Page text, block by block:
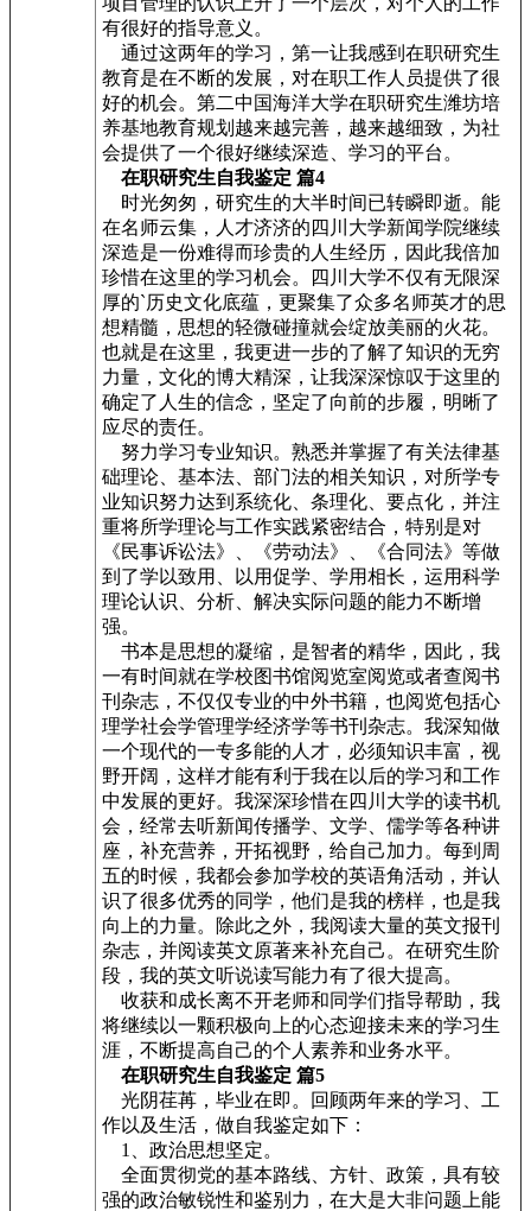
有很好的指导意义。
通过这两年的学习，第一让我感到在职研究生
教育是在不断的发展，对在职工作人员提供了很
好的机会。第二中国海洋大学在职研究生潍坊培
养基地教育规划越来越完善，越来越细致，为社
会提供了一个很好继续深造、学习的平台。
在职研究生自我鉴定 篇4
时光匆匆，研究生的大半时间已转瞬即逝。能
在名师云集，人才济济的四川大学新闻学院继续
深造是一份难得而珍贵的人生经历，因此我倍加
珍惜在这里的学习机会。四川大学不仅有无限深
厚的`历史文化底蕴，更聚集了众多名师英才的思
想精髓，思想的轻微碰撞就会绽放美丽的火花。
也就是在这里，我更进一步的了解了知识的无穷
力量，文化的博大精深，让我深深惊叹于这里的
确定了人生的信念，坚定了向前的步履，明晰了
应尽的责任。
努力学习专业知识。熟悉并掌握了有关法律基
础理论、基本法、部门法的相关知识，对所学专
业知识努力达到系统化、条理化、要点化，并注
重将所学理论与工作实践紧密结合，特别是对
《民事诉讼法》、《劳动法》、《合同法》等做
到了学以致用、以用促学、学用相长，运用科学
理论认识、分析、解决实际问题的能力不断增
强。
书本是思想的凝缩，是智者的精华，因此，我
一有时间就在学校图书馆阅览室阅览或者查阅书
刊杂志，不仅仅专业的中外书籍，也阅览包括心
理学社会学管理学经济学等书刊杂志。我深知做
一个现代的一专多能的人才，必须知识丰富，视
野开阔，这样才能有利于我在以后的学习和工作
中发展的更好。我深深珍惜在四川大学的读书机
会，经常去听新闻传播学、文学、儒学等各种讲
座，补充营养，开拓视野，给自己加力。每到周
五的时候，我都会参加学校的英语角活动，并认
识了很多优秀的同学，他们是我的榜样，也是我
向上的力量。除此之外，我阅读大量的英文报刊
杂志，并阅读英文原著来补充自己。在研究生阶
段，我的英文听说读写能力有了很大提高。
收获和成长离不开老师和同学们指导帮助，我
将继续以一颗积极向上的心态迎接未来的学习生
涯，不断提高自己的个人素养和业务水平。
在职研究生自我鉴定 篇5
光阴荏苒，毕业在即。回顾两年来的学习、工
作以及生活，做自我鉴定如下：
1、政治思想坚定。
全面贯彻党的基本路线、方针、政策，具有较
强的政治敏锐性和鉴别力，在大是大非问题上能